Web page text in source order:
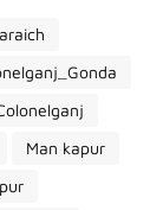
Man kapur